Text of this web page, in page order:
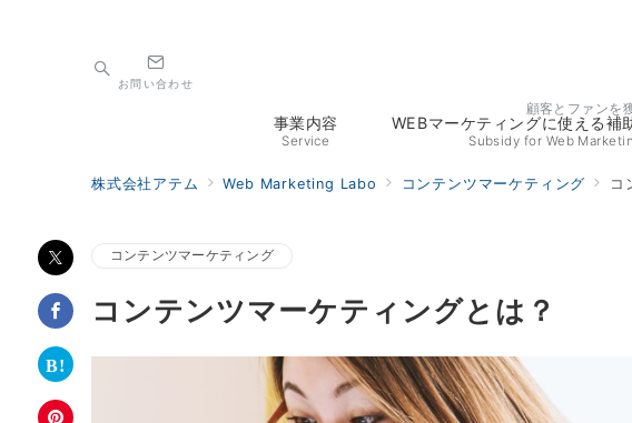
顧客とファンを
お問い合わせ
事業内容
Service
WEBマーケティングに使える補
Subsidy for Web
株式会社アテム Web Marketing Labo コンテンツマーケティング コ
コンテンツマーケティング
コンテンツマーケティングとは？